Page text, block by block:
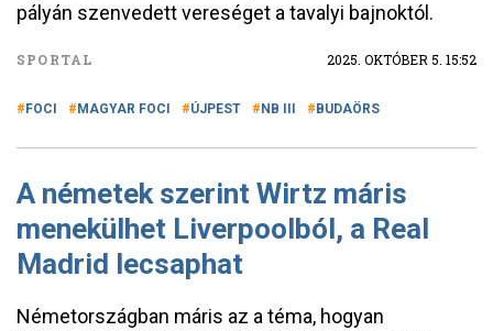
pályán szenvedett vereséget a tavalyi bajnoktól.
SPORTAL 2025. OKTÓBER 5. 15:52
FOCI MAGYAR FOCI ÚJPEST NB III BUDAÖRS
A németek szerint Wirtz máris
menekülhet Liverpoolból, a Real
Madrid lecsaphat
Németországban máris az a téma, hogyan